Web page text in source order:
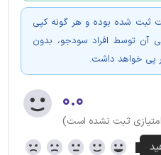
ثبت شده بوده و هر گونه کپی
آن توسط افراد سودجو، بدون
پی خواهد داشت.
۰.۰
ثبت نشده است)